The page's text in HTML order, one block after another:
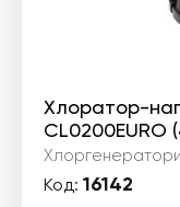
Хлоратор-
CL0200EURO
Хлоргенератори
Код: 16142